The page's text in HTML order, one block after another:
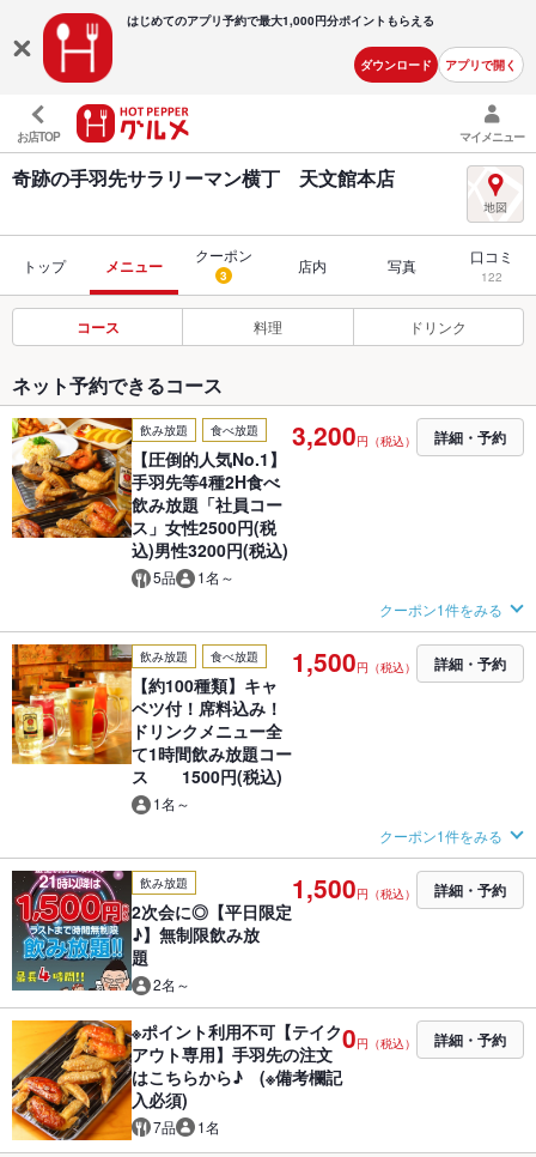
はじめてのアプリ予約で最大1,000円分ポイントもらえる
ダウンロード アプリで開く
お店TOP マイメニュー
奇跡の手羽先サラリーマン横丁 天文館本店
トップ メニュー
クーポン
3 店内 写真 口コミ
122
コース 料理 ドリンク
ネット予約できるコース
飲み放題 食べ放題
【圧倒的人気No.1】
手羽先等4種2H食べ
飲み放題「社員コー
ス」女性2500円(税
込)男性3200円(税込)
5品 1名～
3,200円（税込） 詳細・予約
クーポン1件をみる
飲み放題 食べ放題
【約100種類】キャ
ベツ付！席料込み！
ドリンクメニュー全
て1時間飲み放題コー
ス 1500円(税込)
1名～
1,500円（税込） 詳細・予約
クーポン1件をみる
飲み放題
2次会に◎【平日限定
♪】無制限飲み放
題
2名～
1,500円（税込） 詳細・予約
※ポイント利用不可【テイク
アウト専用】手羽先の注文
はこちらから♪ (※備考欄記
入必須)
7品 1名
0円（税込） 詳細・予約